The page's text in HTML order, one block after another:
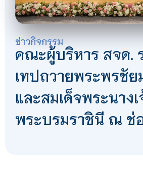
ข่าวกิจกรรม
คณะผู้บริหาร สจด.
เทปถวายพระพรชัย
และสมเด็จพระนางเ
พระบรมราชินี ณ ช่